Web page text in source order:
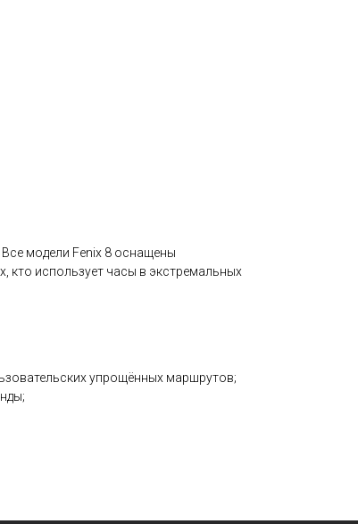
Все модели Fenix 8 оснащены
кто использует часы в экстремальных
упрощённых маршрутов;